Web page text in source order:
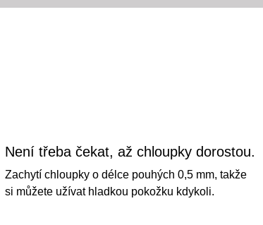
Není třeba čekat, až chloupky dorostou.
Zachytí chloupky o délce pouhých 0,5 mm, takže
si můžete užívat hladkou pokožku kdykoli.